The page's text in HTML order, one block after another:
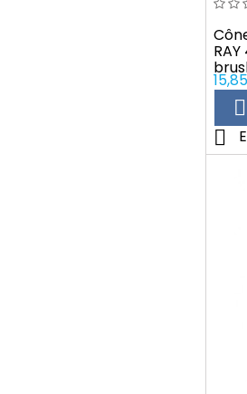
Prix

